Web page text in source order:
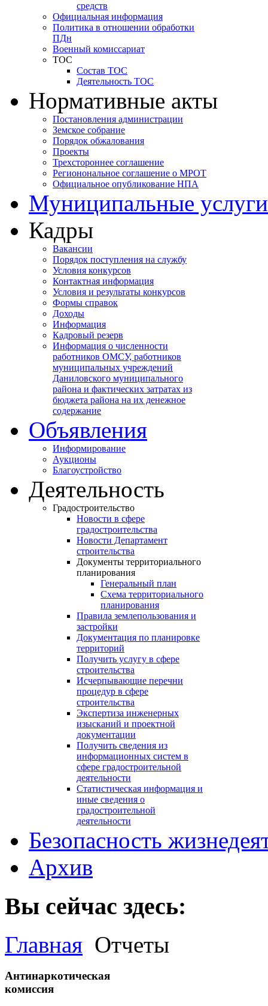
средств
Официальная информация
Политика в отношении обработки
ПДн
Военный комиссариат
ТОС
Состав ТОС
Деятельность ТОС
Нормативные акты
Постановления администрации
Земское собрание
Порядок обжалования
Проекты
Трехстороннее соглашение
Регионональное соглашение о МРОТ
Официальное опубликование НПА
Муниципальные услуги
Кадры
Вакансии
Порядок поступления на службу
Условия конкурсов
Контактная информация
Условия и результаты конкурсов
Формы справок
Доходы
Информация
Кадровый резерв
Информация о численности
работников ОМСУ, работников
муниципальных учреждений
Даниловского муниципального
района и фактических затратах из
бюджета района на их денежное
содержание
Объявления
Информирование
Аукционы
Благоустройство
Деятельность
Градостроительство
Новости в сфере
градостроительства
Новости Департамент
строительства
Документы территориального
планирования
Генеральный план
Схема территориального
планирования
Правила землепользования и
застройки
Документация по планировке
территорий
Получить услугу в сфере
строительства
Исчерпывающие перечни
процедур в сфере
строительства
Экспертиза инженерных
изысканий и проектной
документации
Получить сведения из
информационных систем в
сфере градостроительной
деятельности
Статистическая информация и
иные сведения о
градостроительной
деятельности
Безопасность
Архив
Вы сейчас здесь:
Главная Отчеты
Антинаркотическая
комиссия